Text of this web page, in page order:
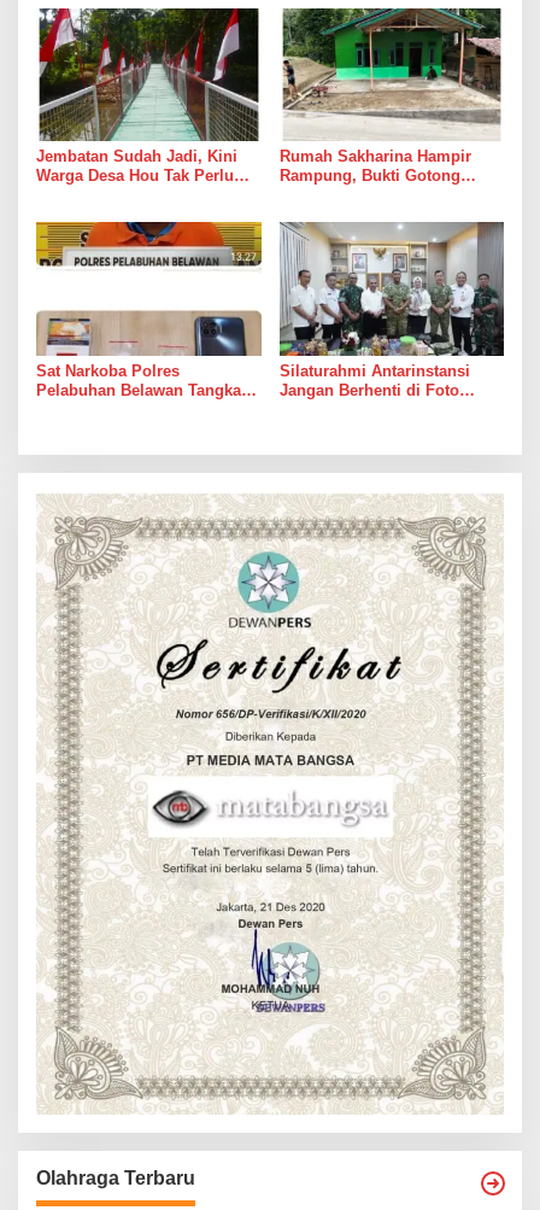
Jembatan Sudah Jadi, Kini
Warga Desa Hou Tak Perlu
Rumah Sakharina Hampir
Rampung, Bukti Gotong
Sat Narkoba Polres
Pelabuhan Belawan Tangkap
Silaturahmi Antarinstansi
Jangan Berhenti di Foto
Olahraga Terbaru